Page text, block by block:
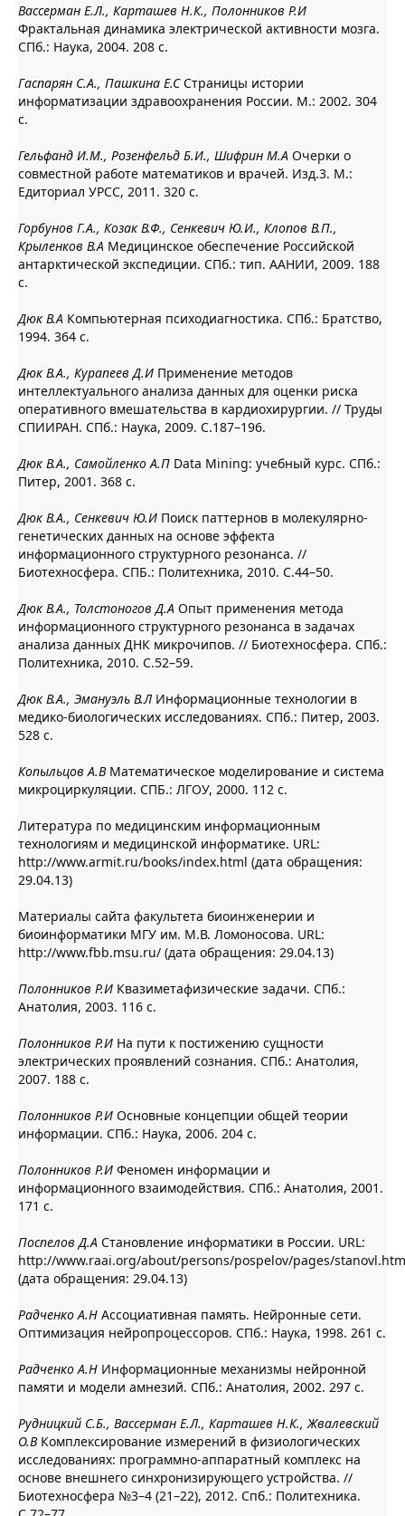
Вассерман Е.Л., Карташев Н.К., Полонников Р.И
Фрактальная динамика электрической активности мозга.
СПб.: Наука, 2004. 208 с.
Гаспарян С.А., Пашкина Е.ССтраницы истории
информатизации здравоохранения России. М.: 2002. 304
с.
Гельфанд И.М., Розенфельд Б.И., Шифрин М.А Очерки о
совместной работе математиков и врачей. Изд.3. М.:
Едиториал УРСС, 2011. 320 с.
Горбунов Г.А., Козак В.Ф., Сенкевич Ю.И., Клопов В.П.,
Крыленков В.А Медицинское обеспечение Российской
антарктической экспедиции. СПб.: тип. ААНИИ, 2009. 188
с.
Дюк В.А Компьютерная психодиагностика. СПб.: Братство,
1994. 364 с.
Дюк В.А., Курапеев Д.И Применение методов
интеллектуального анализа данных для оценки риска
оперативного вмешательства в кардиохирургии. // Труды
СПИИРАН. СПб.: Наука, 2009. С.187–196.
Дюк В.А., Самойленко А.П Data Mining: учебный курс. СПб.:
Питер, 2001. 368 с.
Дюк В.А., Сенкевич Ю.И Поиск паттернов в молекулярно-
генетических данных на основе эффекта
информационного структурного резонанса. //
Биотехносфера. СПБ.: Политехника, 2010. С.44–50.
Дюк В.А., Толстоногов Д.А Опыт применения метода
информационного структурного резонанса в задачах
анализа данных ДНК микрочипов. // Биотехносфера. СПб.:
Политехника, 2010. С.52–59.
Дюк В.А., Эмануэль В.Л Информационные технологии в
медико-биологических исследованиях. СПб.: Питер, 2003.
528 с.
Копыльцов А.ВМатематическое моделирование и система
микроциркуляции. СПБ.: ЛГОУ, 2000. 112 с.
Литература по медицинским информационным
технологиям и медицинской информатике. URL:
http://www.armit.ru/books/index.html (дата обращения:
29.04.13)
Материалы сайта факультета биоинженерии и
биоинформатики МГУ им. М.В. Ломоносова. URL:
http://www.fbb.msu.ru/ (дата обращения: 29.04.13)
Полонников Р.И Квазиметафизические задачи. СПб.:
Анатолия, 2003. 116 с.
Полонников Р.И На пути к постижению сущности
электрических проявлений сознания. СПб.: Анатолия,
2007. 188 с.
Полонников Р.И Основные концепции общей теории
информации. СПб.: Наука, 2006. 204 с.
Полонников Р.И Феномен информации и
информационного взаимодействия. СПб.: Анатолия, 2001.
171 с.
Поспелов Д.А Cтановление информатики в России. URL:
http://www.raai.org/about/persons/pospelov/pages/stanovl.htm
(дата обращения: 29.04.13)
Радченко А.Н Ассоциативная память. Нейронные сети.
Оптимизация нейропроцессоров. СПб.: Наука, 1998. 261 с.
Радченко А.Н Информационные механизмы нейронной
памяти и модели амнезий. СПб.: Анатолия, 2002. 297 с.
Рудницкий С.Б., Вассерман Е.Л., Карташев Н.К., Жвалевский
О.ВКомплексирование измерений в физиологических
исследованиях: программно-аппаратный комплекс на
основе внешнего синхронизирующего устройства. //
Биотехносфера №3–4 (21–22), 2012. Спб.: Политехника.